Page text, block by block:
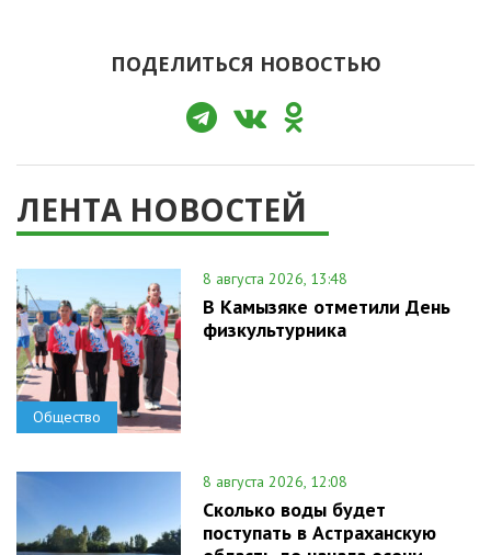
ПОДЕЛИТЬСЯ НОВОСТЬЮ
ЛЕНТА НОВОСТЕЙ
Общество
8 августа 2026, 13:48
В Камызяке отметили День
физкультурника
8 августа 2026, 12:08
Сколько воды будет
поступать в Астраханскую